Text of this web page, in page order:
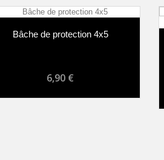
Bâche de protection 4x5
6,90 €